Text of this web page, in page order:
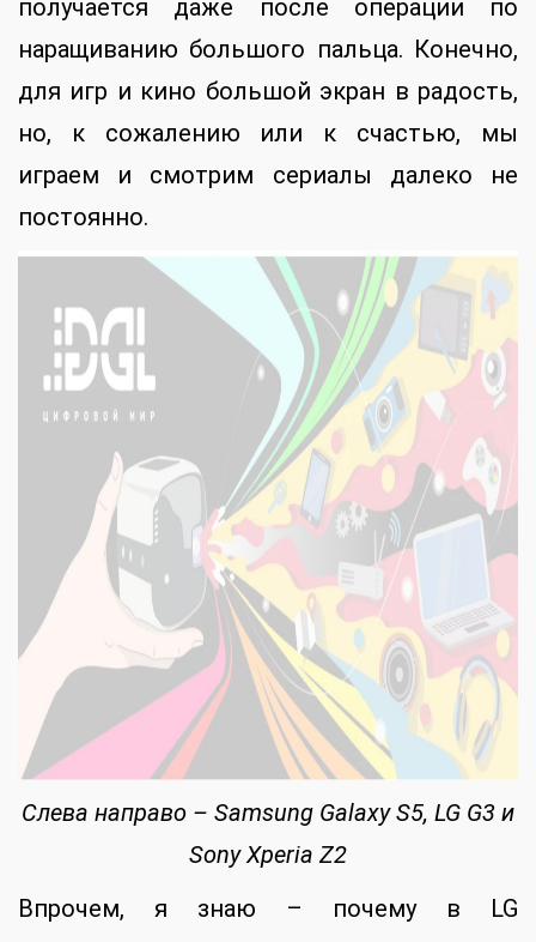
получается даже после операции по
наращиванию большого пальца. Конечно,
для игр и кино большой экран в радость,
но, к сожалению или к счастью, мы
играем и смотрим сериалы далеко не
постоянно.
Слева направо – Samsung Galaxy S5, LG G3 и
Sony Xperia Z2
Впрочем, я знаю – почему в LG